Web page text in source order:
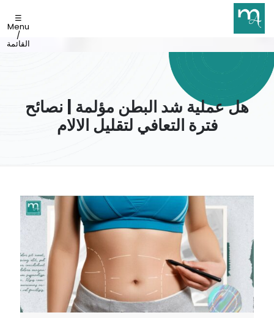
☰
Menu
/
القائمة
هل عملية شد البطن مؤلمة | نصائح
فترة التعافي لتقليل الالام